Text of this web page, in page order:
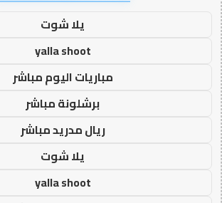
يلا شوت
yalla shoot
مباريات اليوم مباشر
برشلونة مباشر
ريال مدريد مباشر
يلا شوت
yalla shoot